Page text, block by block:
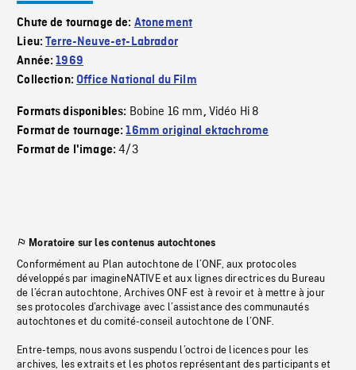
Chute de tournage de: Atonement
Lieu:Terre-Neuve-et-Labrador
Année:1969
Collection:Office National du Film
Formats disponibles: Bobine 16 mm, Vidéo Hi 8
Format de tournage:16mm original ektachrome
Format de l'image:4/3
Moratoire sur les contenus autochtones
Conformément au Plan autochtone de l’ONF, aux protocoles
développés par imagineNATIVE et aux lignes directrices du Bureau
de l’écran autochtone, Archives ONF est à revoir et à mettre à jour
ses protocoles d’archivage avec l’assistance des communautés
autochtones et du comité-conseil autochtone de l’ONF.
Entre-temps, nous avons suspendu l’octroi de licences pour les
archives, les extraits et les photos représentant des participants et